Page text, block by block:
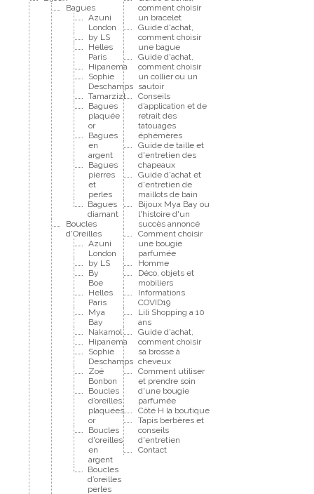
Bagues
Azuni
London
by LS
Helles
Paris
Hipanema
Sophie
Deschamps
Tamarzizt
Bagues
plaquée
or
Bagues
en
argent
Bagues
pierres
et
perles
Bagues
diamant
Boucles
d'Oreilles
Azuni
London
by LS
By
Boe
Helles
Paris
Mya
Bay
Nakamol
Hipanema
Sophie
Deschamps
Zoé
Bonbon
Boucles
d’oreilles
plaquées
or
Boucles
d'oreilles
en
argent
Boucles
d’oreilles
perles
comment choisir
un bracelet
Guide d'achat,
comment choisir
une bague
Guide d'achat,
comment choisir
un collier ou un
sautoir
Conseils
d’application et de
retrait des
tatouages
éphémères
Guide de taille et
d'entretien des
chapeaux
Guide d'achat et
d'entretien de
maillots de bain
Bijoux Mya Bay ou
l'histoire d'un
succès annoncé
Comment choisir
une bougie
parfumée
Homme
Déco, objets et
mobiliers
Informations
COVID19
Lili Shopping a 10
ans
Guide d'achat,
comment choisir
sa brosse à
cheveux
Comment utiliser
et prendre soin
d'une bougie
parfumée
Côté H la boutique
Tapis berbères et
conseils
d'entretien
Contact